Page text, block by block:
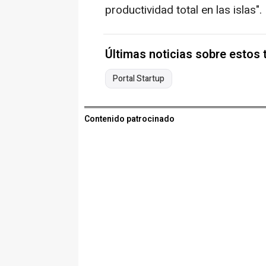
productividad total en las islas".
Últimas noticias sobre estos
Portal Startup
Contenido patrocinado